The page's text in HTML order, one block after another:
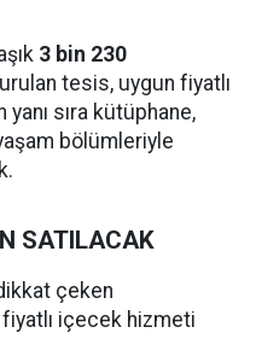
3 bin 230
tesis, uygun fiyatlı
sıra kütüphane,
bölümleriyle
SATILACAK
çeken
içecek hizmeti